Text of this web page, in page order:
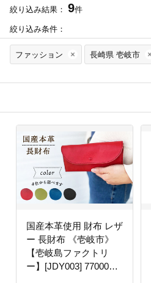
絞り込み結果： 9件
絞り込み条件：
ファッション 長崎県 壱岐市
国産本革使用 財布 レザ
ー 長財布 《壱岐市》
【壱岐島ファクトリ
ー】[JDY003] 77000